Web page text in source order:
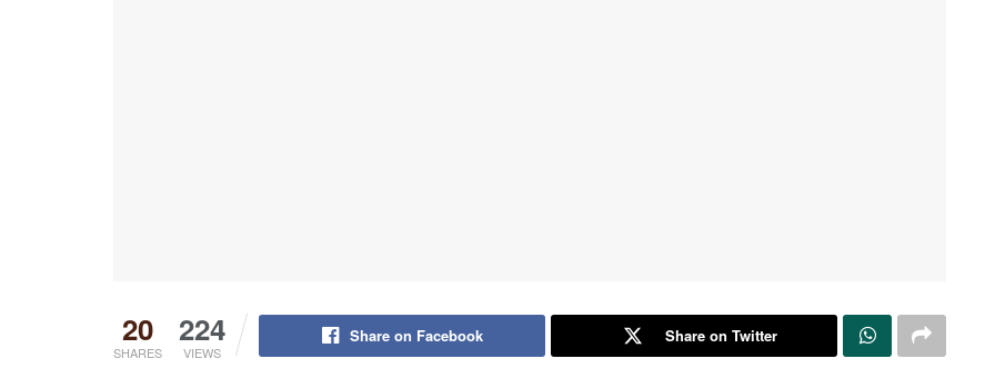
20
SHARES
224
VIEWS
Share on Facebook Share on Twitter